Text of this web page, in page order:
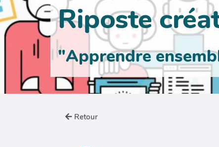
Riposte
"Apprendre
Retour